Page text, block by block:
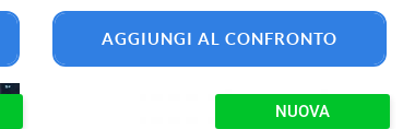
AGGIUNGI AL CONFRONTO
NUOVA